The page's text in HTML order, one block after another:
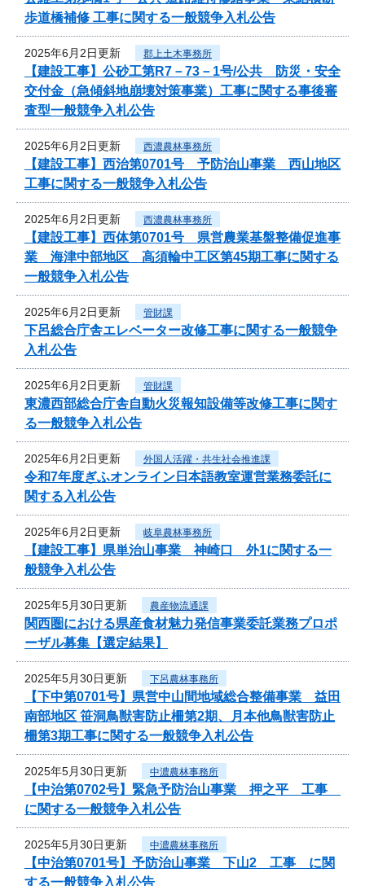
歩道橋補修 工事に関する一般競争入札公告
2025年6月2日更新 郡上土木事務所
【建設工事】公砂工第R7－73－1号/公共 防災・安全
交付金（急傾斜地崩壊対策事業）工事に関する事後審
査型一般競争入札公告
2025年6月2日更新 西濃農林事務所
【建設工事】西治第0701号 予防治山事業 西山地区
工事に関する一般競争入札公告
2025年6月2日更新 西濃農林事務所
【建設工事】西体第0701号 県営農業基盤整備促進事
業 海津中部地区 高須輪中工区第45期工事に関する
一般競争入札公告
2025年6月2日更新 管財課
下呂総合庁舎エレベーター改修工事に関する一般競争
入札公告
2025年6月2日更新 管財課
東濃西部総合庁舎自動火災報知設備等改修工事に関す
る一般競争入札公告
2025年6月2日更新 外国人活躍・共生社会推進課
令和7年度ぎふオンライン日本語教室運営業務委託に
関する入札公告
2025年6月2日更新 岐阜農林事務所
【建設工事】県単治山事業 神崎口 外1に関する一
般競争入札公告
2025年5月30日更新 農産物流通課
関西圏における県産食材魅力発信事業委託業務プロポ
ーザル募集【選定結果】
2025年5月30日更新 下呂農林事務所
【下中第0701号】県営中山間地域総合整備事業 益田
南部地区 笹洞鳥獣害防止柵第2期、月本他鳥獣害防止
柵第3期工事に関する一般競争入札公告
2025年5月30日更新 中濃農林事務所
【中治第0702号】緊急予防治山事業 押之平 工事
に関する一般競争入札公告
2025年5月30日更新 中濃農林事務所
【中治第0701号】予防治山事業 下山2 工事 に関
する一般競争入札公告